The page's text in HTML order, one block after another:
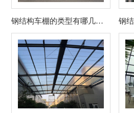
钢结构车棚的类型有哪几种？